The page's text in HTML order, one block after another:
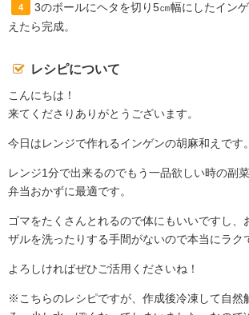
4
3のボールにヘタを切り5㎝幅にしたイン
えたら完成。
レシピについて
こんにちは！
来てくださりありがとうございます。
今日はレンジで作れるインゲンの胡麻和えです。
レンジ1分で出来るのでもう一品欲しい時の副
弁当おかずに最適です。
ゴマをたくさんとれるので体にもいいですし、
ザルを洗ったりする手間がないので本当にラク
よろしければぜひご活用くださいね！
※こちらのレシピですが、作成後冷凍して自然